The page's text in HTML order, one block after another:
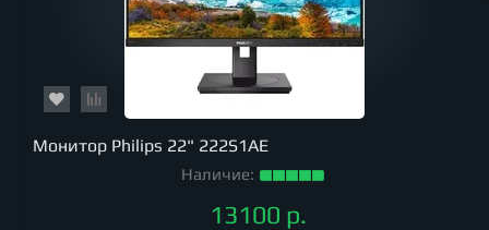
Монитор Philips 22" 222S1AE
Наличие:
13100 р.